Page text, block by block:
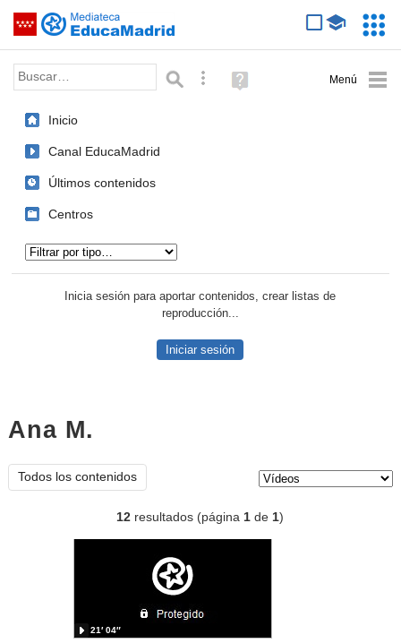
Saltar navegación
Palabra o frase: Búsqueda avanzada
Ayuda
(en
Inicio
Canal EducaMadrid
Últimos contenidos
Centros
Inicia sesión para aportar contenidos, crear listas de
reproducción...
Iniciar sesión
Ana M.
Todos los contenidos
12 resultados (página1 de1)
21′ 04″